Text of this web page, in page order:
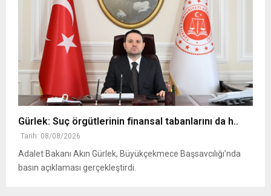
Gürlek: Suç örgütlerinin finansal tabanlarını da h..
Tarih: 08/08/2026
Adalet Bakanı Akın Gürlek, Büyükçekmece Başsavcılığı’nda
basın açıklaması gerçekleştirdi.